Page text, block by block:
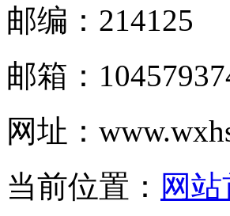
邮编：214125
邮箱：
网址：
当前位置： 网